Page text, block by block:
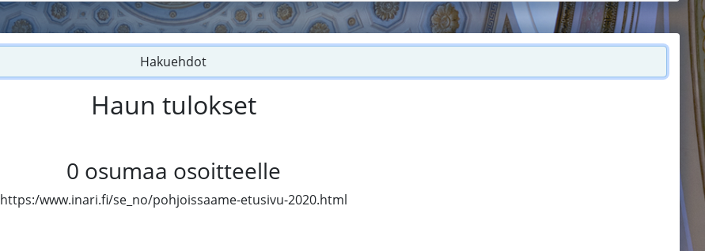
Hakuehdot
Haun tulokset
0 osumaa osoitteelle
https:/www.inari.fi/se_no/pohjoissaame-etusivu-2020.html